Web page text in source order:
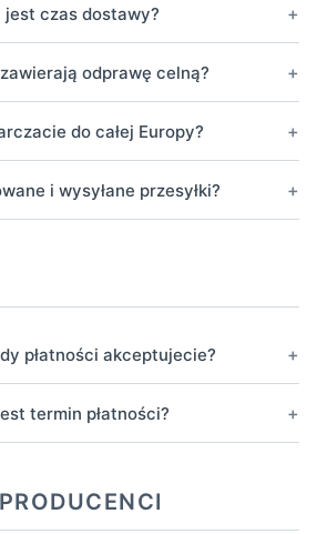
jest czas dostawy? +
odprawę celną? +
do całej Europy? +
i wysyłane przesyłki? +
płatności akceptujecie? +
termin płatności? +